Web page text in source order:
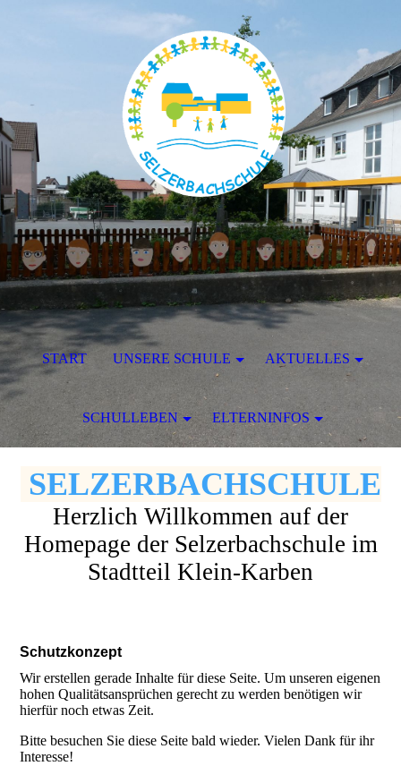
SELZERBACHSCHULE
Herzlich Willkommen auf der
Homepage der Selzerbachschule im
Stadtteil Klein-Karben
Schutzkonzept
Wir erstellen gerade Inhalte für diese Seite. Um unseren eigenen
hohen Qualitätsansprüchen gerecht zu werden benötigen wir
hierfür noch etwas Zeit.
Bitte besuchen Sie diese Seite bald wieder. Vielen Dank für ihr
Interesse!
START UNSERE SCHULE AKTUELLES
SCHULLEBEN ELTERNINFOS